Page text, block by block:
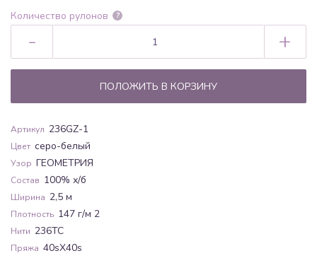
Количество рулонов ?
- +
ПОЛОЖИТЬ В КОРЗИНУ
Артикул 236GZ-1
Цвет серо-белый
Узор ГЕОМЕТРИЯ
Состав 100% х/б
Ширина 2,5 м
Плотность 147 г/м 2
Нити 236TC
Пряжа 40sХ40s